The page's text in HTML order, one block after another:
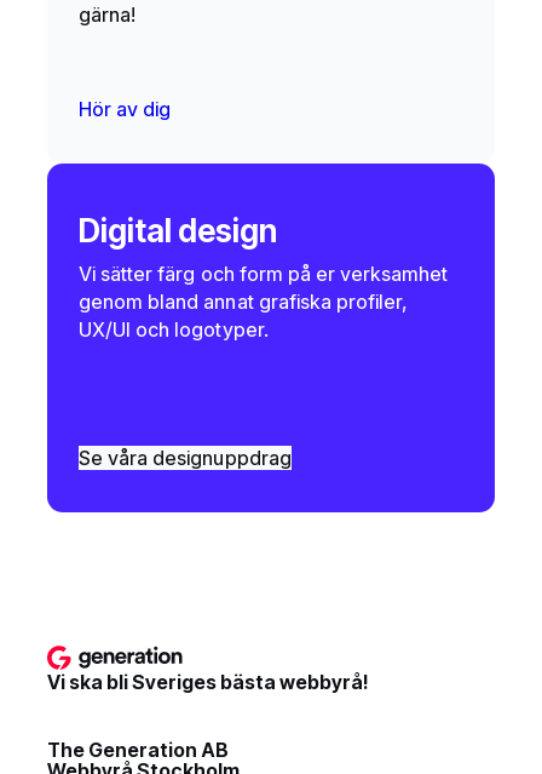
gärna!
Hör av dig
Digital design
Vi sätter färg och form på er verksamhet
genom bland annat grafiska profiler,
UX/UI och logotyper.
Se våra designuppdrag
Vi ska bli Sveriges bästa webbyrå!
The Generation AB